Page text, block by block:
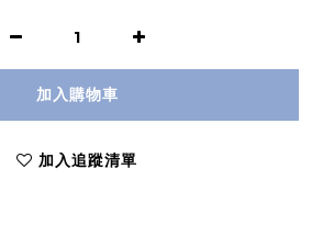
加入購物車
加入追蹤清單